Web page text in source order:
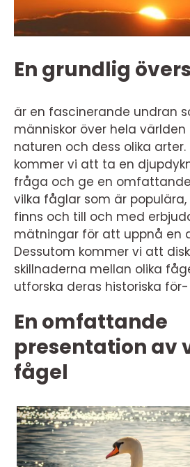
En grundlig
är en fascinerande undran
människor över hela
naturen och dess olika
kommer vi att ta en
fråga och ge en
vilka fåglar som är
finns och till och med
mätningar för att uppnå en
Dessutom kommer vi att
skillnaderna mellan olika
utforska deras historiska
En omfattande
presentation av
fågel